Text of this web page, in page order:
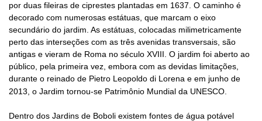
por duas fileiras de ciprestes plantadas em 1637. O caminho é
decorado com numerosas estátuas, que marcam o eixo
secundário do jardim. As estátuas, colocadas milimetricamente
perto das interseções com as três avenidas transversais, são
antigas e vieram de Roma no século XVIII. O jardim foi aberto ao
público, pela primeira vez, embora com as devidas limitações,
durante o reinado de Pietro Leopoldo di Lorena e em junho de
2013, o Jardim tornou-se Patrimônio Mundial da UNESCO.
Dentro dos Jardins de Boboli existem fontes de água potável